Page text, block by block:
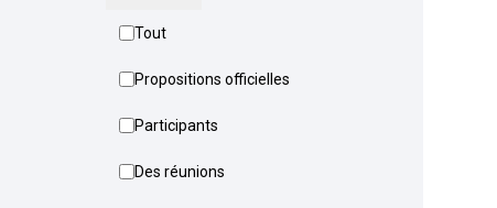
Tout
Propositions officielles
Participants
Des réunions